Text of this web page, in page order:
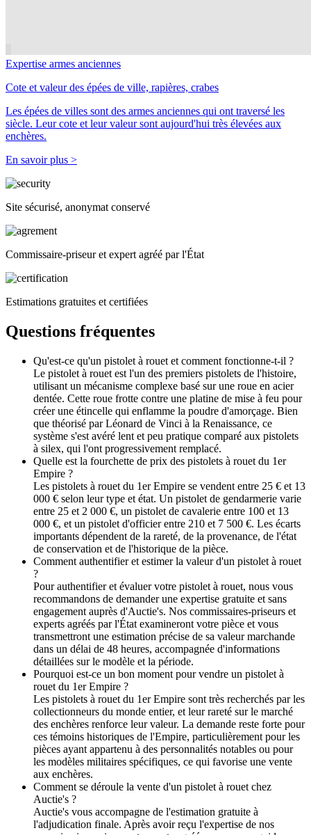
Expertise armes anciennes
Cote et valeur des épées de ville, rapières, crabes
Les épées de villes sont des armes anciennes qui ont traversé les
siècle. Leur cote et leur valeur sont aujourd'hui très élevées aux
enchères.
En savoir plus >
Site sécurisé, anonymat conservé
Commissaire-priseur et expert agréé par l'État
Estimations gratuites et certifiées
Questions fréquentes
Qu'est-ce qu'un pistolet à rouet et comment fonctionne-t-il ?
Le pistolet à rouet est l'un des premiers pistolets de l'histoire,
utilisant un mécanisme complexe basé sur une roue en acier
dentée. Cette roue frotte contre une platine de mise à feu pour
créer une étincelle qui enflamme la poudre d'amorçage. Bien
que théorisé par Léonard de Vinci à la Renaissance, ce
système s'est avéré lent et peu pratique comparé aux pistolets
à silex, qui l'ont progressivement remplacé.
Quelle est la fourchette de prix des pistolets à rouet du 1er
Empire ?
Les pistolets à rouet du 1er Empire se vendent entre 25 € et 13
000 € selon leur type et état. Un pistolet de gendarmerie varie
entre 25 et 2 000 €, un pistolet de cavalerie entre 100 et 13
000 €, et un pistolet d'officier entre 210 et 7 500 €. Les écarts
importants dépendent de la rareté, de la provenance, de l'état
de conservation et de l'historique de la pièce.
Comment authentifier et estimer la valeur d'un pistolet à rouet
?
Pour authentifier et évaluer votre pistolet à rouet, nous vous
recommandons de demander une expertise gratuite et sans
engagement auprès d'Auctie's. Nos commissaires-priseurs et
experts agréés par l'État examineront votre pièce et vous
transmettront une estimation précise de sa valeur marchande
dans un délai de 48 heures, accompagnée d'informations
détaillées sur le modèle et la période.
Pourquoi est-ce un bon moment pour vendre un pistolet à
rouet du 1er Empire ?
Les pistolets à rouet du 1er Empire sont très recherchés par les
collectionneurs du monde entier, et leur rareté sur le marché
des enchères renforce leur valeur. La demande reste forte pour
ces témoins historiques de l'Empire, particulièrement pour les
pièces ayant appartenu à des personnalités notables ou pour
les modèles militaires spécifiques, ce qui favorise une vente
aux enchères.
Comment se déroule la vente d'un pistolet à rouet chez
Auctie's ?
Auctie's vous accompagne de l'estimation gratuite à
l'adjudication finale. Après avoir reçu l'expertise de nos